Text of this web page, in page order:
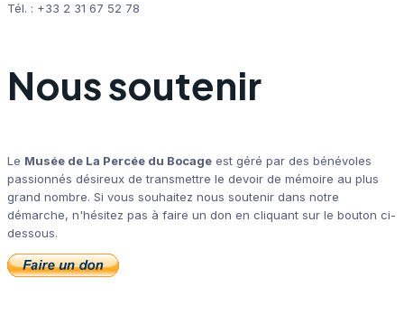
Tél. : +33 2 31 67 52 78
Nous soutenir
Le Musée de La Percée du Bocage est géré par des bénévoles
passionnés désireux de transmettre le devoir de mémoire au plus
grand nombre. Si vous souhaitez nous soutenir dans notre
démarche, n'hésitez pas à faire un don en cliquant sur le bouton ci-
dessous.